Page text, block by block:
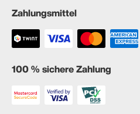
Zahlungsmittel
100 % sichere Zahlung